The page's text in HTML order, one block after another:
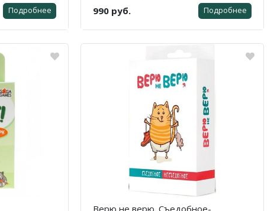
Подробнее 990 руб. Подробнее
Верю не верю. Съедобное-